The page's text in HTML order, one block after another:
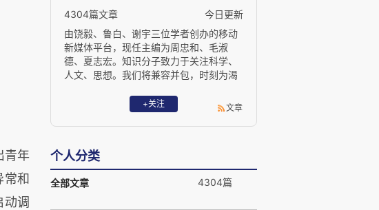
青年
和
调
4304篇文章
今日更新
由饶毅、鲁白、谢宇三位学者创办的移动
新媒体平台，现任主编为周忠和、毛淑
德、夏志宏。知识分子致力于关注科学、
人文、思想。我们将兼容并包，时刻为渴
识、共析现代思想、共建智趣中国。
+关注 文章
个人分类
全部文章 4304篇